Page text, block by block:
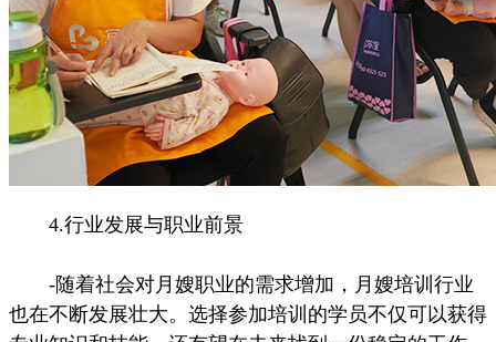
4.行业发展与职业前景
-随着社会对月嫂职业的需求增加，月嫂培训行业
也在不断发展壮大。选择参加培训的学员不仅可以获得